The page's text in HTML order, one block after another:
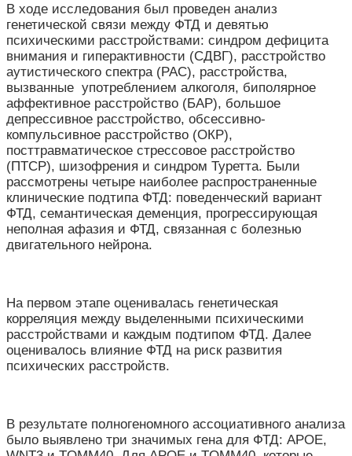
В ходе исследования был проведен анализ
генетической связи между ФТД и девятью
психическими расстройствами: синдром дефицита
внимания и гиперактивности (СДВГ), расстройство
аутистического спектра (РАС), расстройства,
вызванные употреблением алкоголя, биполярное
аффективное расстройство (БАР), большое
депрессивное расстройство, обсессивно-
компульсивное расстройство (ОКР),
посттравматическое стрессовое расстройство
(ПТСР), шизофрения и синдром Туретта. Были
рассмотрены четыре наиболее распространенные
клинические подтипа ФТД: поведенческий вариант
ФТД, семантическая деменция, прогрессирующая
неполная афазия и ФТД, связанная с болезнью
двигательного нейрона.
На первом этапе оценивалась генетическая
корреляция между выделенными психическими
расстройствами и каждым подтипом ФТД. Далее
оценивалось влияние ФТД на риск развития
психических расстройств.
В результате полногеномного ассоциативного анализа
было выявлено три значимых гена для ФТД: APOE,